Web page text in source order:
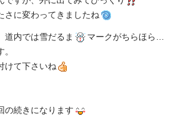
さに変わってきましたね
道内では雪だるま
マークがちらほら…
けて下さいね
の続きになります